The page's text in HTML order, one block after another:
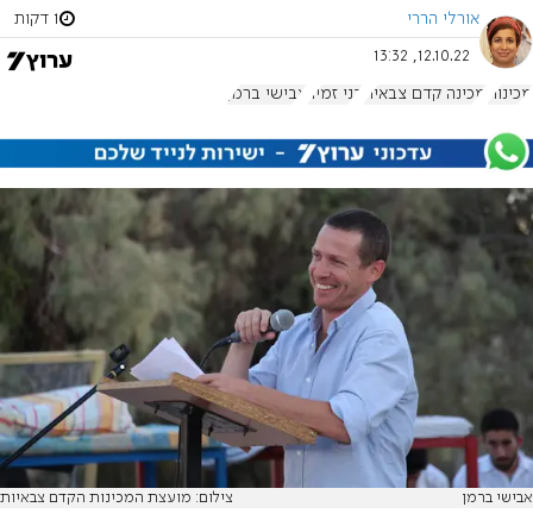
אורלי הררי 1 דקות
12.10.22, 13:32
מכינות מכינה קדם צבאית דני זמיר אבישי ברמן
אבישי ברמן צילום: מועצת המכינות הקדם צבאיות